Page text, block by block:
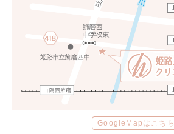
GoogleMapはこちら